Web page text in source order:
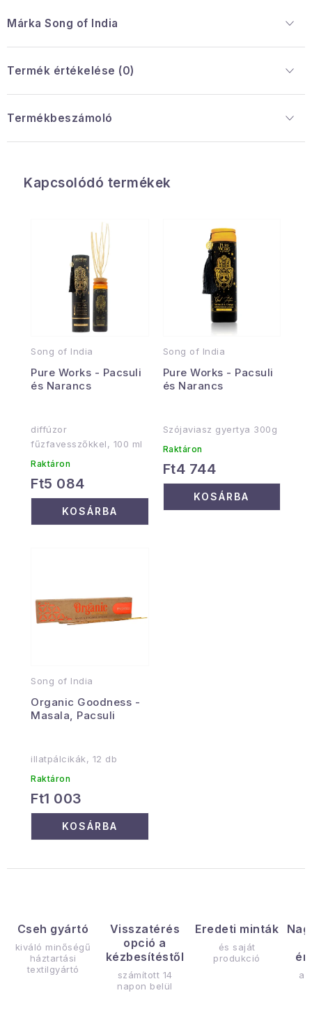
Cseh gyártó
kiváló minőségű
háztartási
textilgyártó
Visszatérés
opció a
kézbesítéstől
számított 14
napon belül
Eredeti minták
és saját
produkció
Márka Song of India
Termék értékelése (0)
Termékbeszámoló
Kapcsolódó termékek
Song of India
Pure Works - Pacsuli
és Narancs
diffúzor
fűzfavesszőkkel, 100 ml
Raktáron
Ft5 084
KOSÁRBA
Song of India
Pure Works - Pacsuli
és Narancs
Szójaviasz gyertya 300g
Raktáron
Ft4 744
KOSÁRBA
Song of India
Organic Goodness -
Masala, Pacsuli
illatpálcikák, 12 db
Raktáron
Ft1 003
KOSÁRBA